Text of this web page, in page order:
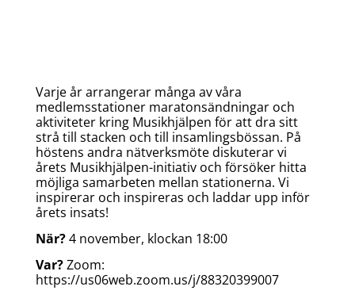
Varje år arrangerar många av våra
medlemsstationer maratonsändningar och
aktiviteter kring Musikhjälpen för att dra sitt
strå till stacken och till insamlingsbössan. På
höstens andra nätverksmöte diskuterar vi
årets Musikhjälpen-initiativ och försöker hitta
möjliga samarbeten mellan stationerna. Vi
inspirerar och inspireras och laddar upp inför
årets insats!
När?4 november, klockan 18:00
Var?Zoom:
https://us06web.zoom.us/j/88320399007